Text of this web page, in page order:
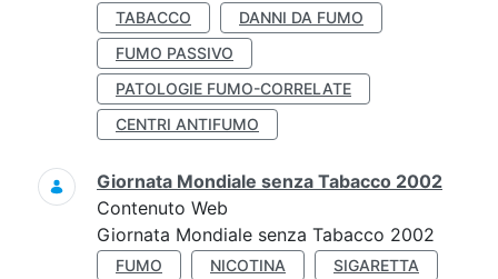
TABACCO
DANNI DA FUMO
FUMO PASSIVO
PATOLOGIE FUMO-CORRELATE
CENTRI ANTIFUMO
Giornata Mondiale senza Tabacco 2002
Contenuto Web
Giornata Mondiale senza Tabacco 2002
FUMO NICOTINA
SIGARETTA